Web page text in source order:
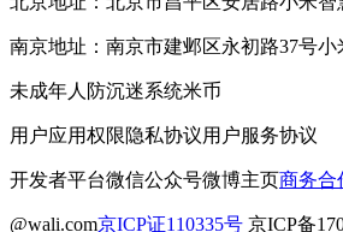
南京地址：南京市建邺区永初路37号小
未成年人防沉迷系统米币
用户应用权限隐私协议用户服务协议
开发者平台微信公众号微博主页商务合
@wali.com京ICP证110335号 京ICP备